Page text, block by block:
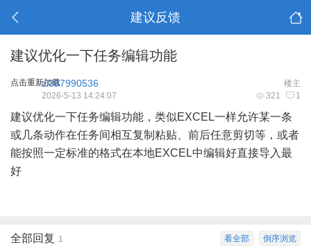
建议反馈
建议优化一下任务编辑功能
点击重新加载 楼主
zl387990536
321 1
2026-5-13 14:24:07
建议优化一下任务编辑功能，类似EXCEL一样允许某一条
或几条动作在任务间相互复制粘贴、前后任意剪切等，或者
能按照一定标准的格式在本地EXCEL中编辑好直接导入最
好
倒序浏览
看全部
全部回复 1